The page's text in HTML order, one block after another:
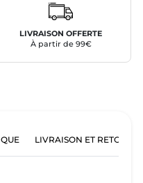
LIVRAISON OFFERTE
À partir de 99€
LIVRAISON ET RETOURS